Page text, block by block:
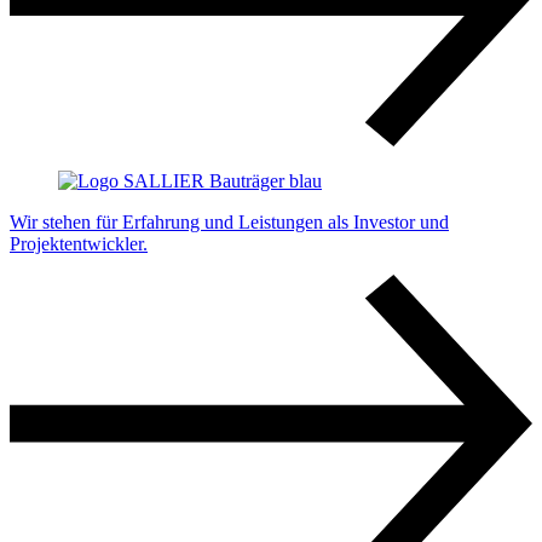
Wir stehen für Erfahrung und Leistungen als Investor und
Projektentwickler.